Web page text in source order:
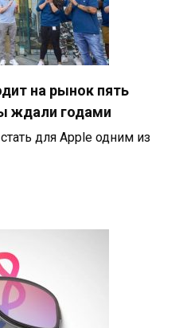
на рынок пять
ждали годами
для Apple одним из